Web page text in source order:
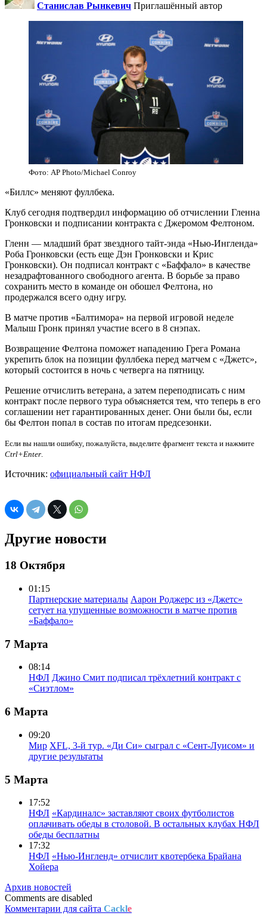
Станислав Рынкевич Приглашённый автор
Фото: AP Photo/Michael Conroy
«Биллс» меняют фуллбека.
Клуб сегодня подтвердил информацию об отчислении Гленна
Гронковски и подписании контракта с Джеромом Фелтоном.
Гленн — младший брат звездного тайт-энда «Нью-Ингленда»
Роба Гронковски (есть еще Дэн Гронковски и Крис
Гронковски). Он подписал контракт с «Баффало» в качестве
незадрафтованного свободного агента. В борьбе за право
сохранить место в команде он обошел Фелтона, но
продержался всего одну игру.
В матче против «Балтимора» на первой игровой неделе
Малыш Гронк принял участие всего в 8 снэпах.
Возвращение Фелтона поможет нападению Грега Романа
укрепить блок на позиции фуллбека перед матчем с «Джетс»,
который состоится в ночь с четверга на пятницу.
Решение отчислить ветерана, а затем переподписать с ним
контракт после первого тура объясняется тем, что теперь в его
соглашении нет гарантированных денег. Они были бы, если
бы Фелтон попал в состав по итогам предсезонки.
Если вы нашли ошибку, пожалуйста, выделите фрагмент текста и нажмите
Ctrl+Enter.
Источник: официальный сайт НФЛ
Другие новости
18 Октября
01:15
Партнерские материалы Аарон Роджерс из «Джетс»
сетует на упущенные возможности в матче против
«Баффало»
7 Марта
08:14
НФЛ Джино Смит подписал трёхлетний контракт с
«Сиэтлом»
6 Марта
09:20
Мир XFL, 3-й тур. «Ди Си» сыграл с «Сент-Луисом» и
другие результаты
5 Марта
17:52
НФЛ «Кардиналс» заставляют своих футболистов
оплачивать обеды в столовой. В остальных клубах НФЛ
обеды бесплатны
17:32
НФЛ «Нью-Ингленд» отчислит квотербека Брайана
Хойера
Архив новостей
Comments are disabled
Комментарии для сайта Cackle